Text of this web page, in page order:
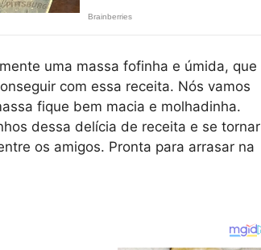
uma massa fofinha e úmida, que
com essa receita. Nós vamos
fique bem macia e molhadinha.
dessa delícia de receita e se tornar
os amigos. Pronta para arrasar na